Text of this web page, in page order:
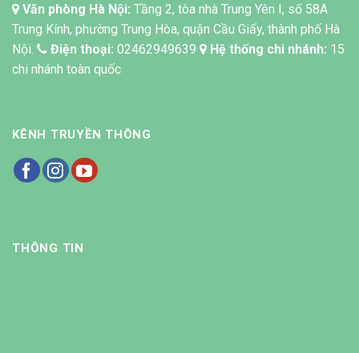
Văn phòng Hà Nội: Tầng 2, tòa nhà Trung Yên I, số 58A
Trung Kính, phường Trung Hòa, quận Cầu Giấy, thành phố Hà
Nội.
Điện thoại: 02462949639 Hệ thống chi nhánh: 15
chi nhánh toàn quốc
KÊNH TRUYỀN THÔNG
THÔNG TIN